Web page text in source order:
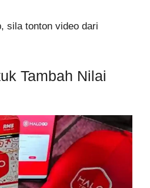
sila tonton video dari
Tambah Nilai